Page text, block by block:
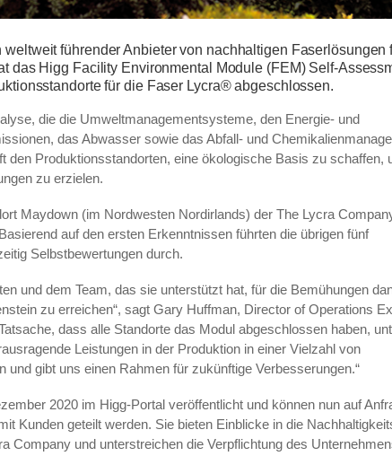
weltweit führender Anbieter von nachhaltigen Faserlösungen
das Higg Facility Environmental Module (FEM) Self-
für die Faser Lycra® abgeschlossen.
die die Umweltmanagementsysteme, den Energie- und
das Abwasser sowie das Abfall- und
den Produktionsstandorten, eine ökologische Basis zu schaffen,
zu erzielen.
Maydown (im Nordwesten Nordirlands) der The Lycra
auf den ersten Erkenntnissen führten die übrigen fünf
Selbstbewertungen durch.
und dem Team, das sie unterstützt hat, für die Bemühungen
zu erreichen“, sagt Gary Huffman, Director of Operations
dass alle Standorte das Modul abgeschlossen haben,
Leistungen in der Produktion in einer Vielzahl von
und gibt uns einen Rahmen für zukünftige Verbesserungen.“
2020 im Higg-Portal veröffentlicht und können nun auf
Kunden geteilt werden. Sie bieten Einblicke in die
Company und unterstreichen die Verpflichtung des